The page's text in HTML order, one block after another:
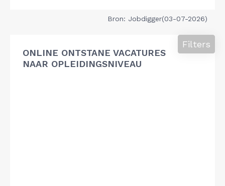
Bron: Jobdigger(03-07-2026)
ONLINE ONTSTANE VACATURES
NAAR OPLEIDINGSNIVEAU
Filters